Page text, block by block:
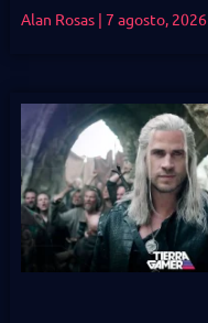
Alan Rosas 7 agosto, 2026